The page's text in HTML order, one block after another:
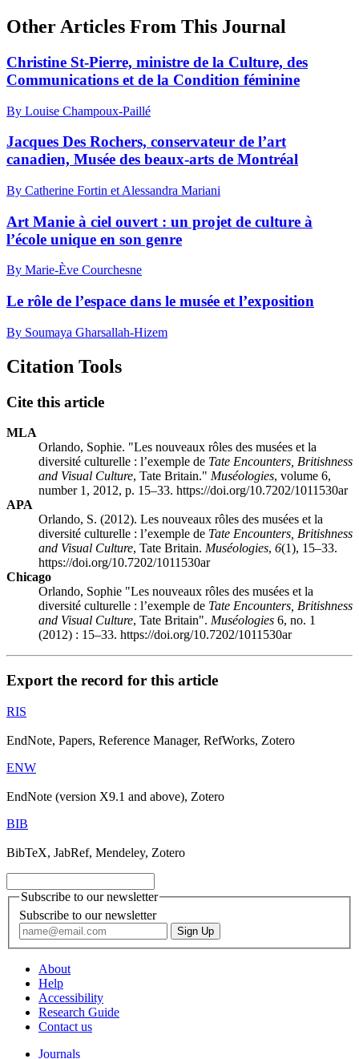
Other Articles From This Journal
Christine St-Pierre, ministre de la Culture, des
Communications et de la Condition féminine
By Louise Champoux-Paillé
Jacques Des Rochers, conservateur de l’art
canadien, Musée des beaux-arts de Montréal
By Catherine Fortin et Alessandra Mariani
Art Manie à ciel ouvert : un projet de culture à
l’école unique en son genre
By Marie-Ève Courchesne
Le rôle de l’espace dans le musée et l’exposition
By Soumaya Gharsallah-Hizem
Citation Tools
Cite this article
MLA
Orlando, Sophie. "Les nouveaux rôles des musées et la
diversité culturelle : l’exemple de Tate Encounters, Britishness
and Visual Culture, Tate Britain." Muséologies, volume 6,
number 1, 2012, p. 15–33. https://doi.org/10.7202/1011530ar
APA
Orlando, S. (2012). Les nouveaux rôles des musées et la
diversité culturelle : l’exemple de Tate Encounters, Britishness
and Visual Culture, Tate Britain. Muséologies, 6(1), 15–33.
https://doi.org/10.7202/1011530ar
Chicago
Orlando, Sophie "Les nouveaux rôles des musées et la
diversité culturelle : l’exemple de Tate Encounters, Britishness
and Visual Culture, Tate Britain". Muséologies 6, no. 1
(2012) : 15–33. https://doi.org/10.7202/1011530ar
Export the record for this article
RIS
EndNote, Papers, Reference Manager, RefWorks, Zotero
ENW
EndNote (version X9.1 and above), Zotero
BIB
BibTeX, JabRef, Mendeley, Zotero
Subscribe to our newsletter
Subscribe to our newsletter
About
Help
Accessibility
Research Guide
Contact us
Journals